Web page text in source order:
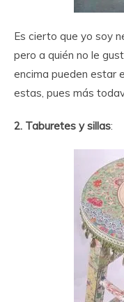
Es cierto que yo soy
pero a quién no le
encima pueden estar
estas, pues más
2. Taburetes y sillas: